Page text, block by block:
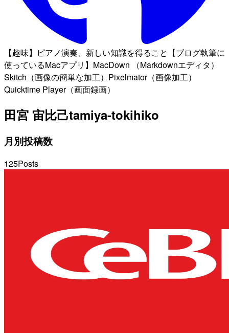
【趣味】ピアノ演奏、新しい知識を得ること【ブログ執筆に
使っているMacアプリ】MacDown （Markdownエディタ）
Skitch（画像の簡単な加工）Pixelmator（画像加工）
Quicktime Player（画面録画）
田宮 宙比己tamiya-tokihiko
月別投稿数
125Posts